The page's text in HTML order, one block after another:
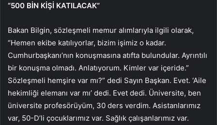
“500 BİN KİŞİ KATILACAK”
Bakan Bilgin, sözleşmeli memur alımlarıyla ilgili olarak,
“Hemen ekibe katılıyorlar, bizim işimiz o kadar.
Cumhurbaşkanı’nın konuşmasına atıfta bulundular. Ayrıntılı
bir konuşma olmadı. Anlatıyorum. Kimler var içeride.”
Sözleşmeli hemşire var mı?” dedi Sayın Başkan. Evet. ‘Aile
hekimliği elemanı var mı’ dedi. Evet dedi. Üniversite, ben
üniversite profesörüyüm, 30 ders verdim. Asistanlarımız
var, 50-D’li çocuklarımız var. Sağlık çalışanlarımız var.